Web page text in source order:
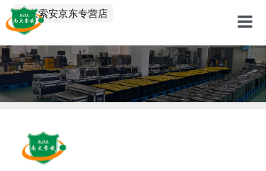
首
产
中文/EN
南京索安京东专营店